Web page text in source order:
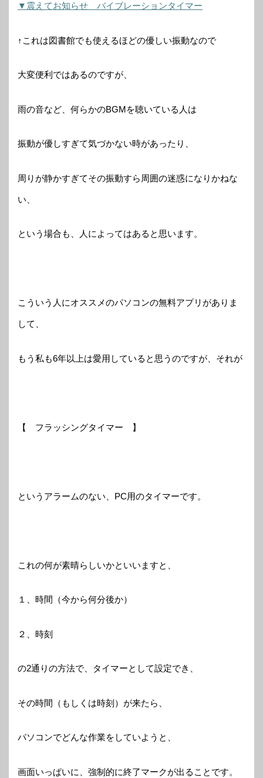
▼震えてお知らせ バイブレーションタイマー
↑これは図書館でも使えるほどの優しい振動なので
大変便利ではあるのですが、
雨の音など、何らかのBGMを聴いている人は
振動が優しすぎて気づかない時があったり、
周りが静かすぎてその振動すら周囲の迷惑になりかねな
い、
という場合も、人によってはあると思います。
こういう人にオススメのパソコンの無料アプリがありま
して、
もう私も6年以上は愛用していると思うのですが、それが
【 フラッシングタイマー 】
というアラームのない、PC用のタイマーです。
これの何が素晴らしいかといいますと、
１、時間（今から何分後か）
２、時刻
の2通りの方法で、タイマーとして設定でき、
その時間（もしくは時刻）が来たら、
パソコンでどんな作業をしていようと、
画面いっぱいに、強制的に終了マークが出ることです。